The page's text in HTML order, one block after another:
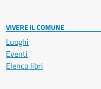
VIVERE IL COMUNE
Luoghi
Eventi
Elenco libri